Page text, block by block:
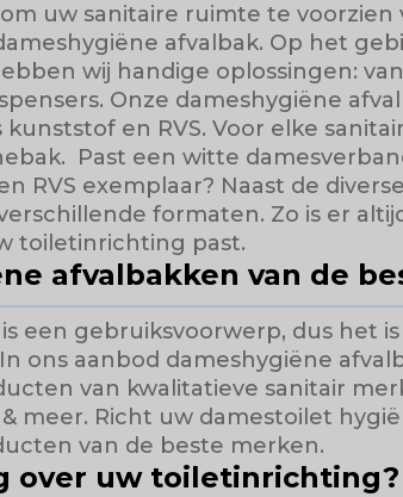
uw sanitaire ruimte te voorzien
afvalbak. Op het
wij handige oplossingen:
Onze dameshygiëne
kunststof en RVS. Voor elke
Past een witte
RVS exemplaar? Naast de
formaten. Zo is er
toiletinrichting past.
afvalbakken van de
een gebruiksvoorwerp, dus het
ons aanbod dameshygiëne
van kwalitatieve sanitair
meer. Richt uw damestoilet
van de beste merken.
over uw toiletinrichting?